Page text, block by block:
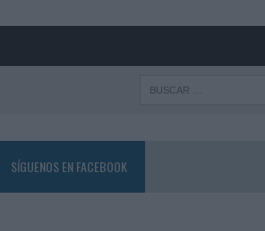
SÍGUENOS EN FACEBOOK